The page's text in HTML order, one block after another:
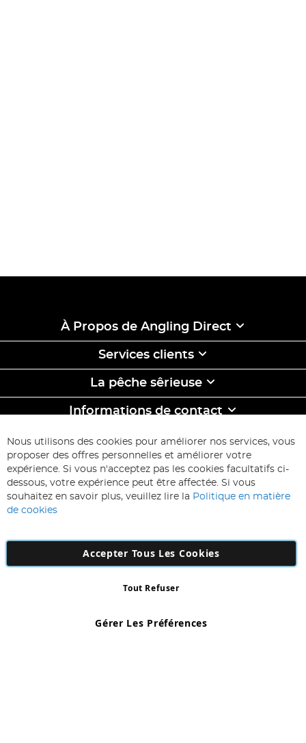
À Propos de Angling Direct
Services clients
La pêche sêrieuse
Informations de contact
ABONNEZ-VOUS & ECONOMISEZ
Inscription
à
d’information
:
Inscription
Number: 863029607
Nous utilisons des cookies pour améliorer nos services, vous
proposer des offres personnelles et améliorer votre
expérience. Si vous n'acceptez pas les cookies facultatifs ci-
dessous, votre expérience peut être affectée. Si vous
souhaitez en savoir plus, veuillez lire la Politique en matière
de cookies
Accepter Tous Les Cookies
Gérer Les Préférences
Tout Refuser